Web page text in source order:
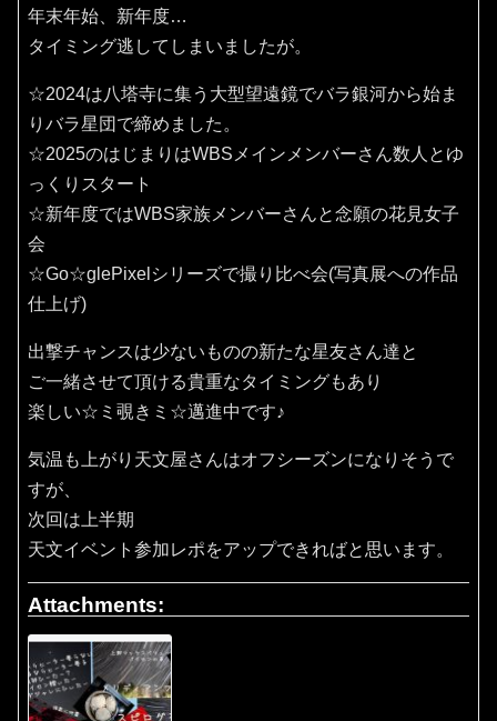
年末年始、新年度…
タイミング逃してしまいましたが。
☆2024は八塔寺に集う大型望遠鏡でバラ銀河から始ま
りバラ星団で締めました。
☆2025のはじまりはWBSメインメンバーさん数人とゆ
っくりスタート
☆新年度ではWBS家族メンバーさんと念願の花見女子
会
☆Go☆glePixelシリーズで撮り比べ会(写真展への作品
仕上げ)
出撃チャンスは少ないものの新たな星友さん達と
ご一緒させて頂ける貴重なタイミングもあり
楽しい☆ミ覗きミ☆邁進中です♪
気温も上がり天文屋さんはオフシーズンになりそうで
すが、
次回は上半期
天文イベント参加レポをアップできればと思います。
Attachments: